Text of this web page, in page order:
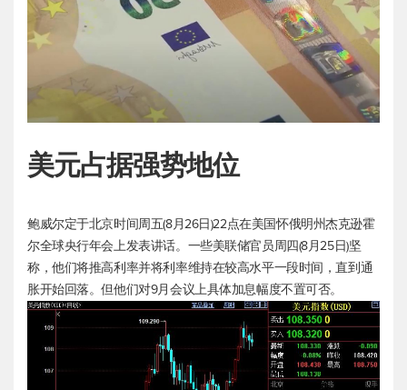
美元占据强势地位
鲍威尔定于北京时间周五(8月26日)22点在美国怀俄明州杰克逊霍
尔全球央行年会上发表讲话。一些美联储官员周四(8月25日)坚
称，他们将推高利率并将利率维持在较高水平一段时间，直到通
胀开始回落。但他们对9月会议上具体加息幅度不置可否。